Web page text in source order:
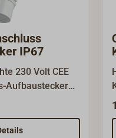
IP67
230 Volt CEE
Aufbaustecker
67) ist speziell
auf Deck oder am
konstruiert